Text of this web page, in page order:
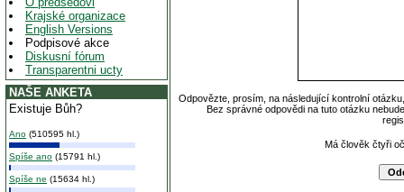
Krajské organizace
English Versions
Podpisové akce
Diskusní fórum
Transparentni ucty
NAŠE ANKETA
Existuje Bůh?
Ano (510595 hl.)
Spíše ano (15791 hl.)
Spíše ne (15634 hl.)
Odpovězte, prosím, na následující kontrolní
Bez správné odpovědi na tuto otázku
Má člověk čtyři